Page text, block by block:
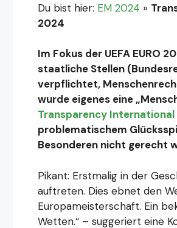
Du bist hier: EM 2024 »
2024
Im Fokus der UEFA EURO
staatliche Stellen
verpflichtet,
wurde eigenes eine
Transparency
problematischem
Besonderen nicht gerecht
Pikant: Erstmalig in der
auftreten. Dies ebnet den
Europameisterschaft. Ein
Wetten.“ – suggeriert eine